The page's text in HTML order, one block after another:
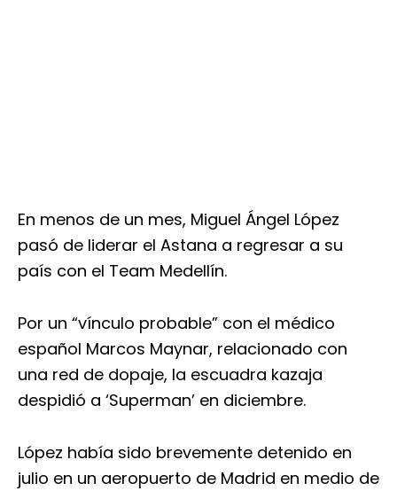
En menos de un mes, Miguel Ángel López
pasó de liderar el Astana a regresar a su
país con el Team Medellín.
Por un “vínculo probable” con el médico
español Marcos Maynar, relacionado con
una red de dopaje, la escuadra kazaja
despidió a ‘Superman’ en diciembre.
López había sido brevemente detenido en
julio en un aeropuerto de Madrid en medio de